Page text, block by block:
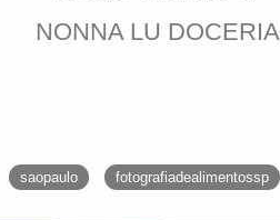
NONNA LU DOCERIA
saopaulo fotografiadealimentossp